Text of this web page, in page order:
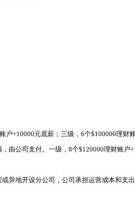
+10000元底薪；三级，6个$100000理财账
公司支付。一级，8个$120000理财账户
异地开设分公司，公司承担运营成本和支出